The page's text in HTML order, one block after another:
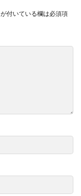
が付いている欄は必須項